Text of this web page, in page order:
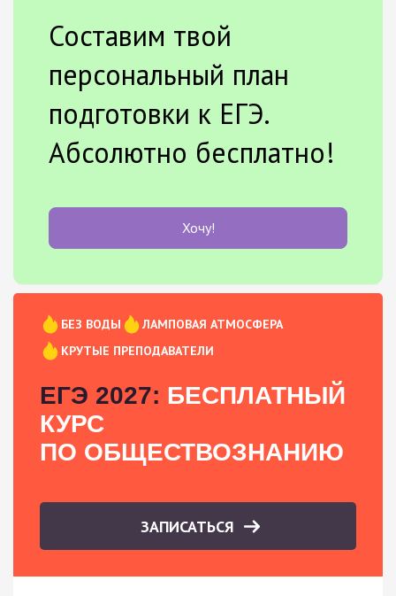
Составим твой
персональный план
подготовки к ЕГЭ.
Абсолютно бесплатно!
Хочу!
БЕЗ ВОДЫ
ЛАМПОВАЯ АТМОСФЕРА
КРУТЫЕ ПРЕПОДАВАТЕЛИ
ЕГЭ 2027: БЕСПЛАТНЫЙ
КУРС
ПО ОБЩЕСТВОЗНАНИЮ
ЗАПИСАТЬСЯ